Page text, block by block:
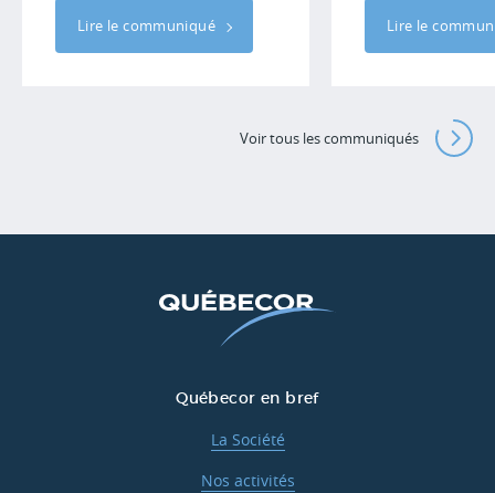
Lire le communiqué Lire le
Voir tous les communiqués
Québecor en bref
La Société
Nos activités